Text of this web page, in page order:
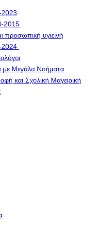
2023
2015
προσωπική υγιεινή
2024
με Μεγάλα Νοήματα
και Σχολική Μαγειρική